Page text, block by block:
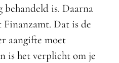
is. Daarna
Dat is de
aangifte moet
is het verplicht om je